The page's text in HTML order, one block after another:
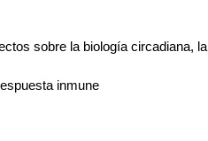
sobre la biología circadiana,
inmune